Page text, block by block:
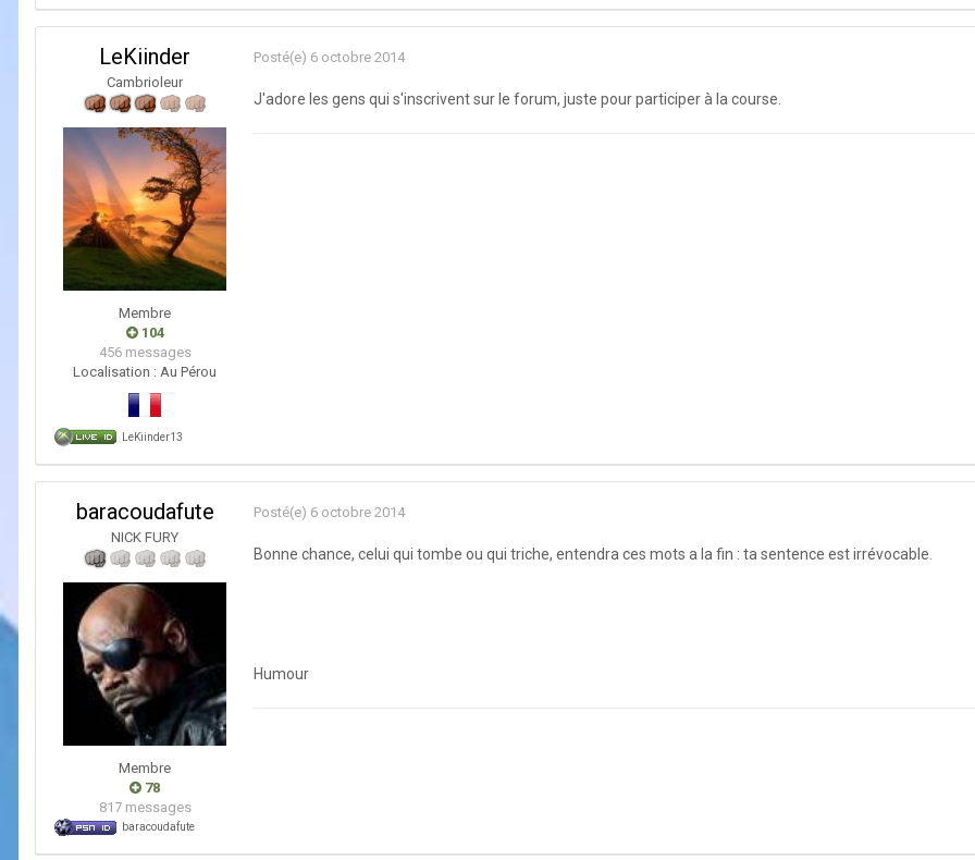
LeKiinder
Cambrioleur
Membre
104
456 messages
Localisation : Au Pérou
LeKiinder13
Posté(e) 6 octobre 2014
J'adore les gens qui s'inscrivent sur le forum, juste pour participer à la course.
baracoudafute
NICK FURY
Membre
78
817 messages
baracoudafute
Posté(e) 6 octobre 2014
Bonne chance, celui qui tombe ou qui triche, entendra ces mots a la fin : ta sentence est irrévocable.
Humour